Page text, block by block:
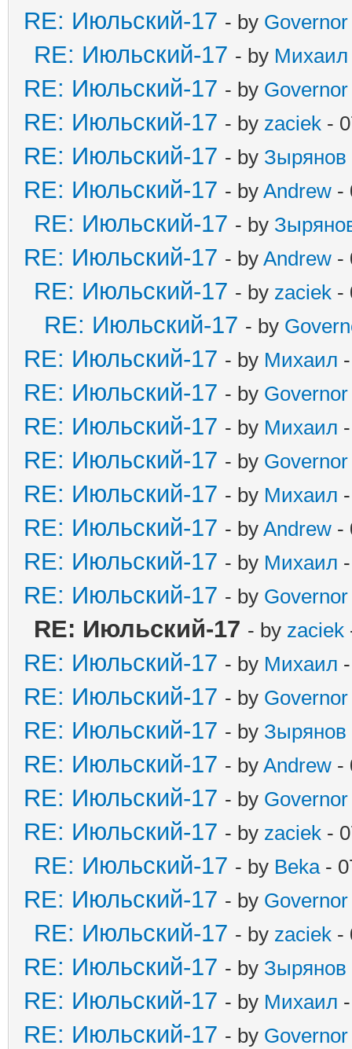
RE: Июльский-17 - by Governor
RE: Июльский-17 - by Михаил
RE: Июльский-17 - by Governor
RE: Июльский-17 - by zaciek -
RE: Июльский-17 - by Зырянов
RE: Июльский-17 - by Andrew -
RE: Июльский-17 - by
RE: Июльский-17 - by Andrew -
RE: Июльский-17 - by zaciek -
RE: Июльский-17 - by
RE: Июльский-17 - by Михаил
RE: Июльский-17 - by Governor
RE: Июльский-17 - by Михаил
RE: Июльский-17 - by Governor
RE: Июльский-17 - by Михаил
RE: Июльский-17 - by Andrew -
RE: Июльский-17 - by Михаил
RE: Июльский-17 - by Governor
RE: Июльский-17 - by zaciek
RE: Июльский-17 - by Михаил
RE: Июльский-17 - by Governor
RE: Июльский-17 - by Зырянов
RE: Июльский-17 - by Andrew -
RE: Июльский-17 - by Governor
RE: Июльский-17 - by zaciek -
RE: Июльский-17 - by Beka-
RE: Июльский-17 - by Governor
RE: Июльский-17 - by zaciek -
RE: Июльский-17 - by Зырянов
RE: Июльский-17 - by Михаил
RE: Июльский-17 - by Governor